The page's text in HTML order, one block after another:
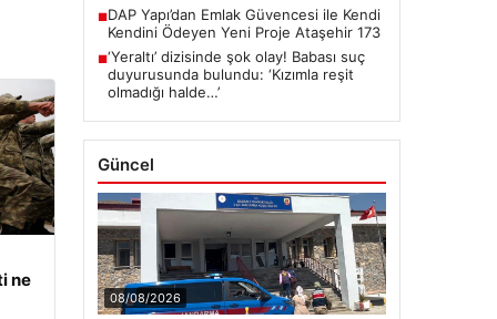
ne
■DAP Yapı’dan Emlak Güvencesi ile Kendi
Kendini Ödeyen Yeni Proje Ataşehir 173
■‘Yeraltı’ dizisinde şok olay! Babası suç
duyurusunda bulundu: ‘Kızımla reşit
olmadığı halde…’
Güncel
08/08/2026